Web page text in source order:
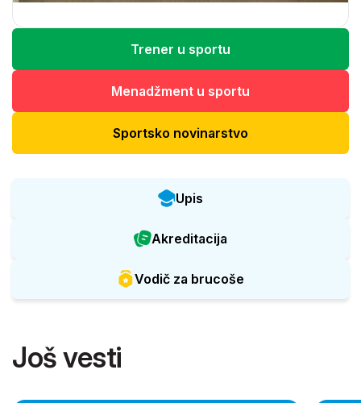
Trener u sportu
Menadžment u sportu
Sportsko novinarstvo
Upis
Akreditacija
Vodič za brucoše
Još vesti